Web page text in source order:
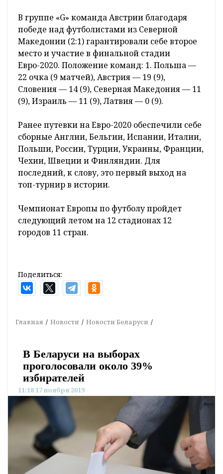
В группе «G» команда Австрии благодаря
победе над футболистами из Северной
Македонии (2:1) гарантировали себе второе
место и участие в финальной стадии
Евро-2020. Положение команд: 1. Польша —
22 очка (9 матчей), Австрия — 19 (9),
Словения — 14 (9), Северная Македония — 11
(9), Израиль — 11 (9), Латвия — 0 (9).
Ранее путевки на Евро-2020 обеспечили себе
сборные Англии, Бельгии, Испании, Италии,
Польши, России, Турции, Украины, Франции,
Чехии, Швеции и Финляндии. Для
последний, к слову, это первый выход на
топ-турнир в истории.
Чемпионат Европы по футболу пройдет
следующий летом на 12 стадионах 12
городов 11 стран.
Поделиться:
Главная Новости Новости Беларуси
В Беларуси на выборах
проголосовали около 39%
избирателей
11:18 17 ноября 2019